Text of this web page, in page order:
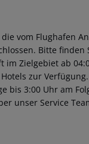
vom Flughafen
Bitte
Zielgebiet ab
zur
bis 3:00 Uhr am
unser Service